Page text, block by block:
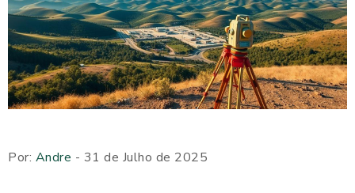
Por: Andre - 31 de Julho de 2025